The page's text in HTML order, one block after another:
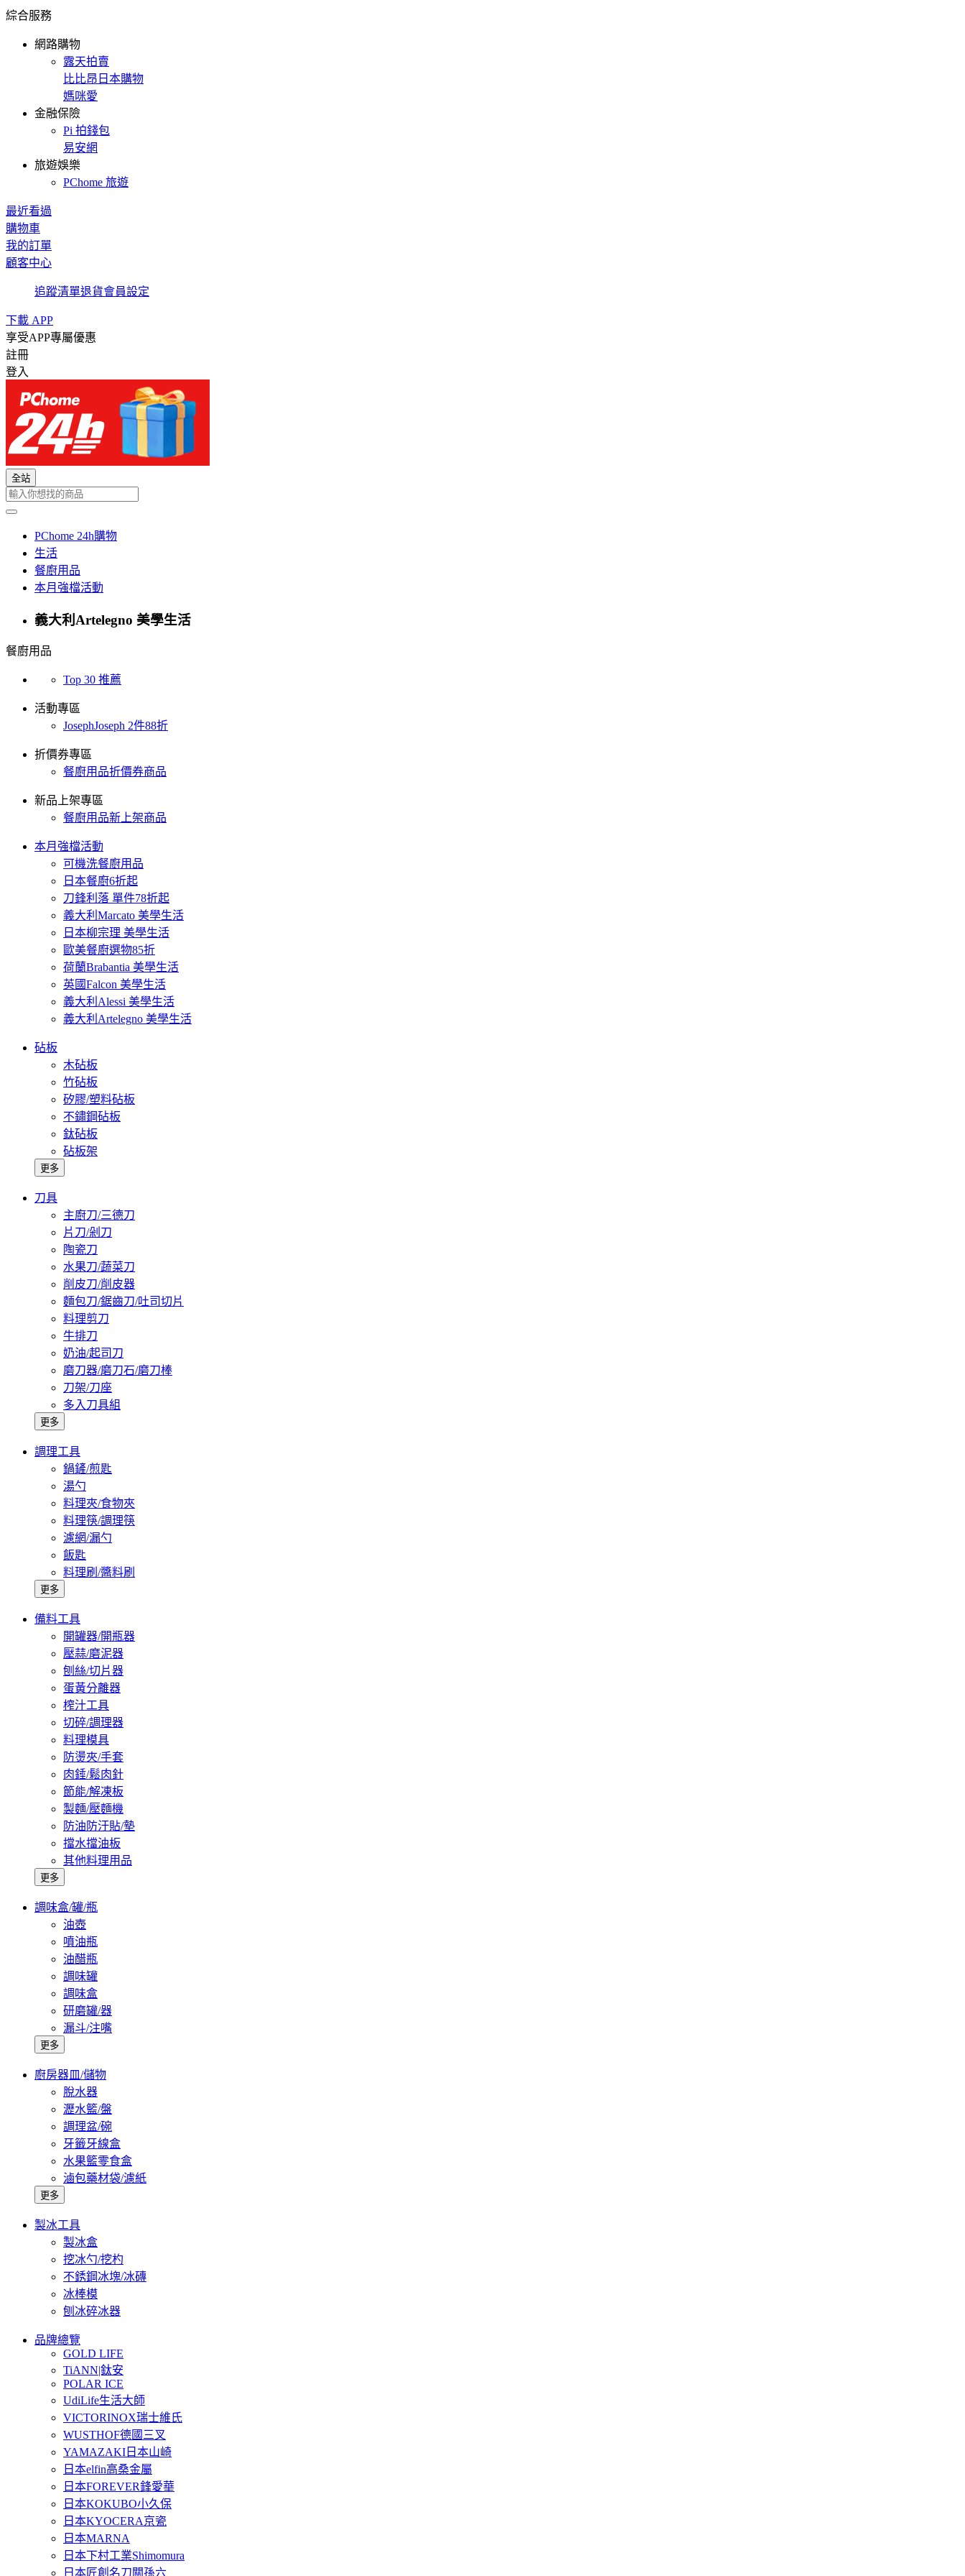
綜合服務
網路購物
露天拍賣
比比昂日本購物
媽咪愛
金融保險
Pi 拍錢包
易安網
旅遊娛樂
PChome 旅遊
最近看過
購物車
我的訂單
顧客中心
追蹤清單退貨會員設定
下載 APP
享受APP專屬優惠
註冊
登入
全站
PChome 24h購物
生活
餐廚用品
本月強檔活動
義大利Artelegno 美學生活
餐廚用品
Top 30 推薦
活動專區
JosephJoseph 2件88折
折價券專區
餐廚用品折價券商品
新品上架專區
餐廚用品新上架商品
本月強檔活動
可機洗餐廚用品
日本餐廚6折起
刀鋒利落 單件78折起
義大利Marcato 美學生活
日本柳宗理 美學生活
歐美餐廚選物85折
荷蘭Brabantia 美學生活
英國Falcon 美學生活
義大利Alessi 美學生活
義大利Artelegno 美學生活
砧板
木砧板
竹砧板
矽膠/塑料砧板
不鏽鋼砧板
鈦砧板
砧板架
更多
刀具
主廚刀/三德刀
片刀/剁刀
陶瓷刀
水果刀/蔬菜刀
削皮刀/削皮器
麵包刀/鋸齒刀/吐司切片
料理剪刀
牛排刀
奶油/起司刀
磨刀器/磨刀石/磨刀棒
刀架/刀座
多入刀具組
更多
調理工具
鍋鏟/煎匙
湯勺
料理夾/食物夾
料理筷/調理筷
濾網/漏勺
飯匙
料理刷/醬料刷
更多
備料工具
開罐器/開瓶器
壓蒜/磨泥器
刨絲/切片器
蛋黃分離器
榨汁工具
切碎/調理器
料理模具
防燙夾/手套
肉錘/鬆肉針
節能/解凍板
製麵/壓麵機
防油防汙貼/墊
擋水擋油板
其他料理用品
更多
調味盒/罐/瓶
油壺
噴油瓶
油醋瓶
調味罐
調味盒
研磨罐/器
漏斗/注嘴
更多
廚房器皿/儲物
脫水器
瀝水籃/盤
調理盆/碗
牙籤牙線盒
水果籃零食盒
滷包藥材袋/濾紙
更多
製冰工具
製冰盒
挖冰勺/挖杓
不銹鋼冰塊/冰磚
冰棒模
刨冰碎冰器
品牌總覽
GOLD LIFE
TiANN|鈦安
POLAR ICE
UdiLife生活大師
VICTORINOX瑞士維氏
WUSTHOF德國三叉
YAMAZAKI日本山崎
日本elfin高桑金屬
日本FOREVER鋒愛華
日本KOKUBO小久保
日本KYOCERA京瓷
日本MARNA
日本下村工業Shimomura
日本匠創名刀關孫六